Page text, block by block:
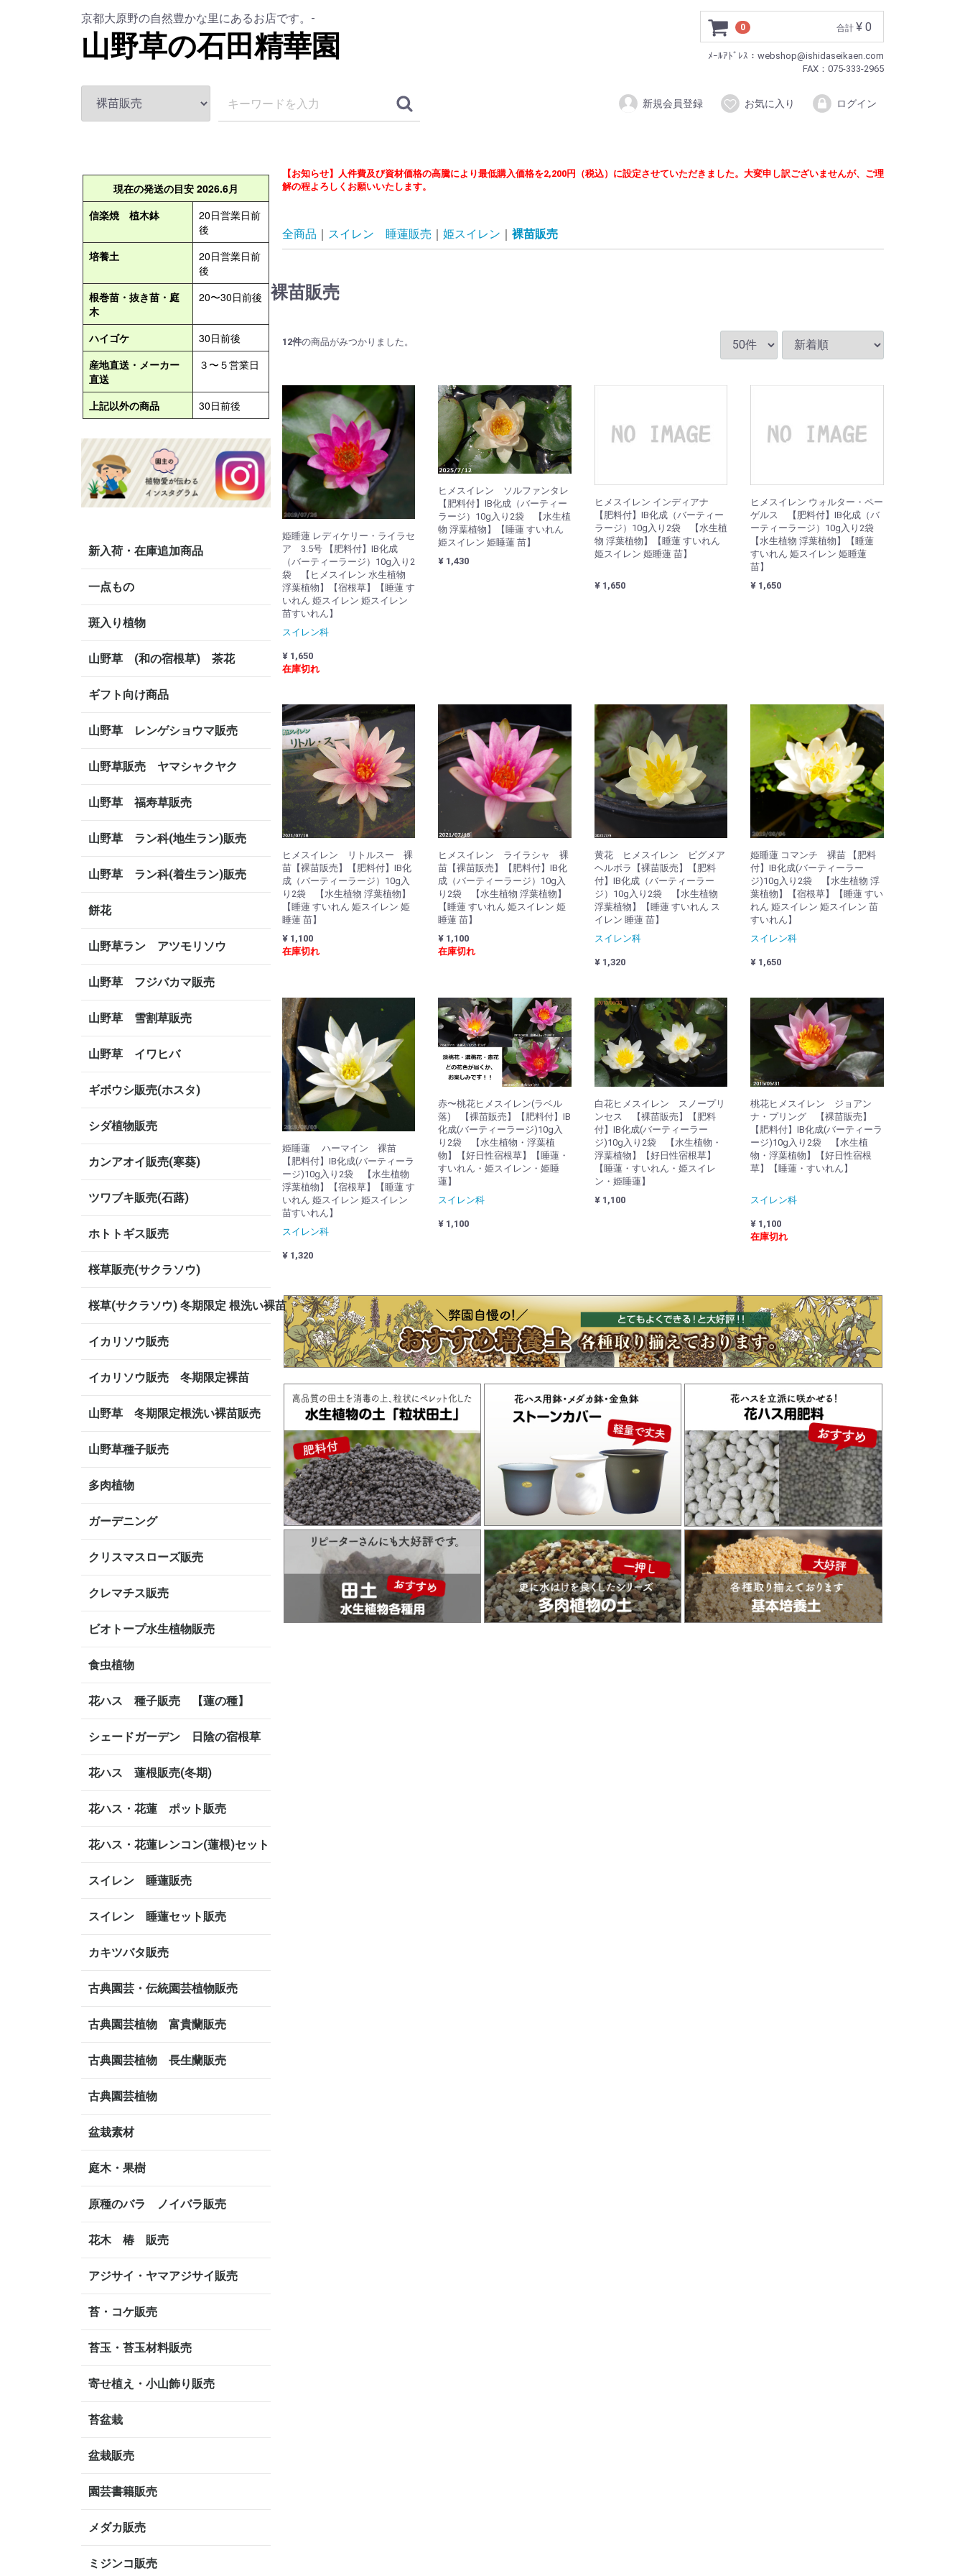
京都大原野の自然豊かな里にあるお店です。-
山野草の石田精華園
0 合計 ¥ 0
ﾒｰﾙｱﾄﾞﾚｽ：webshop@ishidaseikaen.com
FAX：075-333-2965
新規会員登録 お気に入り ログイン
新入荷・在庫追加商品
一点もの
斑入り植物
山野草 (和の宿根草) 茶花
ギフト向け商品
山野草 レンゲショウマ販売
山野草販売 ヤマシャクヤク
山野草 福寿草販売
山野草 ラン科(地生ラン)販売
山野草 ラン科(着生ラン)販売
餅花
山野草ラン アツモリソウ
山野草 フジバカマ販売
山野草 雪割草販売
山野草 イワヒバ
ギボウシ販売(ホスタ)
シダ植物販売
カンアオイ販売(寒葵)
ツワブキ販売(石蕗)
ホトトギス販売
桜草販売(サクラソウ)
桜草(サクラソウ) 冬期限定 根洗い裸苗
イカリソウ販売
イカリソウ販売 冬期限定裸苗
山野草 冬期限定根洗い裸苗販売
山野草種子販売
多肉植物
ガーデニング
クリスマスローズ販売
クレマチス販売
ビオトープ水生植物販売
食虫植物
花ハス 種子販売 【蓮の種】
シェードガーデン 日陰の宿根草
花ハス 蓮根販売(冬期)
花ハス・花蓮 ポット販売
花ハス・花蓮レンコン(蓮根)セット
スイレン 睡蓮販売
スイレン 睡蓮セット販売
カキツバタ販売
古典園芸・伝統園芸植物販売
古典園芸植物 富貴蘭販売
古典園芸植物 長生蘭販売
古典園芸植物
盆栽素材
庭木・果樹
原種のバラ ノイバラ販売
花木 椿 販売
アジサイ・ヤマアジサイ販売
苔・コケ販売
苔玉・苔玉材料販売
寄せ植え・小山飾り販売
苔盆栽
盆栽販売
園芸書籍販売
メダカ販売
ミジンコ販売
【お知らせ】人件費及び資材価格の高騰により最低購入価格を2,200円（税込）に設定させていただきました。大変申し訳ございませんが、ご理
解の程よろしくお願いいたします。
全商品 スイレン 睡蓮販売 姫スイレン 裸苗販売
裸苗販売
12件の商品がみつかりました。
姫睡蓮 レディケリー・ライラセ
ア 3.5号 【肥料付】IB化成
（バーティーラージ）10g入り2
袋 【ヒメスイレン 水生植物
浮葉植物】【宿根草】【睡蓮 す
いれん 姫スイレン 姫スイレン
苗すいれん】
スイレン科
¥ 1,650
在庫切れ
ヒメスイレン ソルファンタレ
【肥料付】IB化成（バーティー
ラージ）10g入り2袋 【水生植
物 浮葉植物】【睡蓮 すいれん
姫スイレン 姫睡蓮 苗】
¥ 1,430
ヒメスイレン インディアナ
【肥料付】IB化成（バーティー
ラージ）10g入り2袋 【水生植
物 浮葉植物】【睡蓮 すいれん
姫スイレン 姫睡蓮 苗】
¥ 1,650
ヒメスイレン ウォルター・ペー
ゲルス 【肥料付】IB化成（バ
ーティーラージ）10g入り2袋
【水生植物 浮葉植物】【睡蓮
すいれん 姫スイレン 姫睡蓮
苗】
¥ 1,650
ヒメスイレン リトルスー 裸
苗【裸苗販売】【肥料付】IB化
成（バーティーラージ）10g入
り2袋 【水生植物 浮葉植物】
【睡蓮 すいれん 姫スイレン 姫
睡蓮 苗】
¥ 1,100
在庫切れ
ヒメスイレン ライラシャ 裸
苗【裸苗販売】【肥料付】IB化
成（バーティーラージ）10g入
り2袋 【水生植物 浮葉植物】
【睡蓮 すいれん 姫スイレン 姫
睡蓮 苗】
¥ 1,100
在庫切れ
黄花 ヒメスイレン ピグメア
ヘルボラ【裸苗販売】【肥料
付】IB化成（バーティーラー
ジ）10g入り2袋 【水生植物
浮葉植物】【睡蓮 すいれん ス
イレン 睡蓮 苗】
スイレン科
¥ 1,320
姫睡蓮 コマンチ 裸苗 【肥料
付】IB化成(バーティーラー
ジ)10g入り2袋 【水生植物 浮
葉植物】【宿根草】【睡蓮 すい
れん 姫スイレン 姫スイレン 苗
すいれん】
スイレン科
¥ 1,650
姫睡蓮 ハーマイン 裸苗
【肥料付】IB化成(バーティーラ
ージ)10g入り2袋 【水生植物
浮葉植物】【宿根草】【睡蓮 す
いれん 姫スイレン 姫スイレン
苗すいれん】
スイレン科
¥ 1,320
赤〜桃花ヒメスイレン(ラベル
落) 【裸苗販売】【肥料付】IB
化成(バーティーラージ)10g入
り2袋 【水生植物・浮葉植
物】【好日性宿根草】【睡蓮・
すいれん・姫スイレン・姫睡
蓮】
スイレン科
¥ 1,100
白花ヒメスイレン スノープリ
ンセス 【裸苗販売】【肥料
付】IB化成(バーティーラー
ジ)10g入り2袋 【水生植物・
浮葉植物】【好日性宿根草】
【睡蓮・すいれん・姫スイレ
ン・姫睡蓮】
¥ 1,100
桃花ヒメスイレン ジョアン
ナ・プリング 【裸苗販売】
【肥料付】IB化成(バーティーラ
ージ)10g入り2袋 【水生植
物・浮葉植物】【好日性宿根
草】【睡蓮・すいれん】
スイレン科
¥ 1,100
在庫切れ